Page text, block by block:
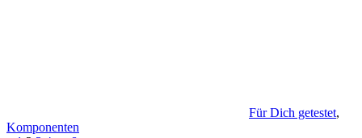
Für Dich getestet,
Komponenten